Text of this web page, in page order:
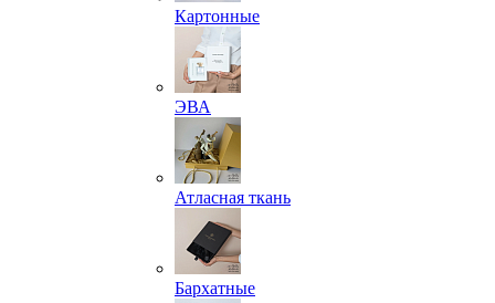
Картонные
ЭВА
Атласная ткань
Бархатные